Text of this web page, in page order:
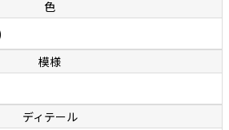
色
模様
ディテール